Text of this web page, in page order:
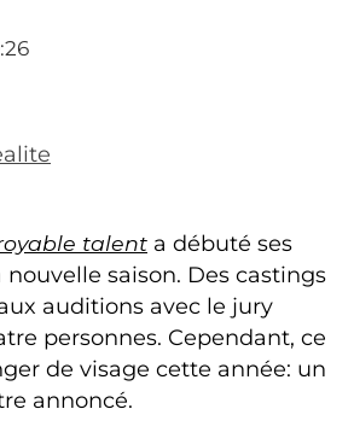
talent a débuté ses
saison. Des castings
auditions avec le jury
personnes. Cependant, ce
de visage cette année: un
annoncé.